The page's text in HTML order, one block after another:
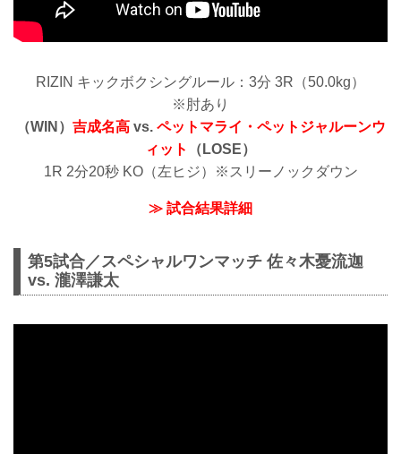
RIZIN キックボクシングルール：3分 3R（50.0kg）
※肘あり
（WIN） 吉成名高vs. ペットマライ・ペットジャルーンウ
ィット
（LOSE）
1R 2分20秒 KO（左ヒジ）※スリーノックダウン
≫ 試合結果詳細
第5試合／スペシャルワンマッチ 佐々木憂流迦
vs. 瀧澤謙太